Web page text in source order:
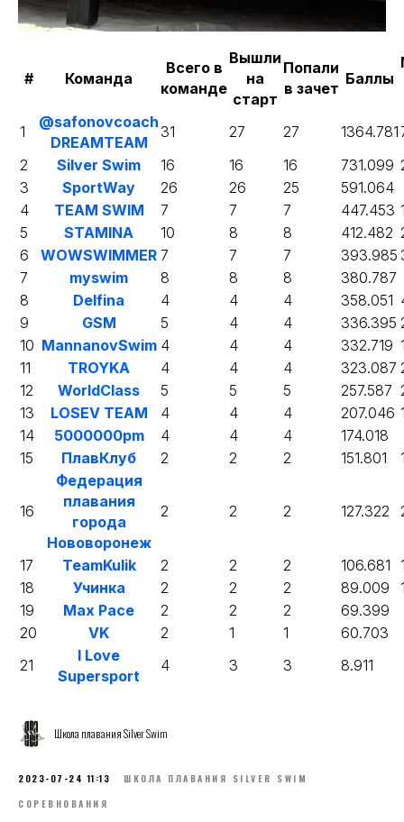
# Команда
Всего в
команде
Вышли
на
старт
Попали
в зачет
Баллы
1
@safonovcoach
DREAMTEAM
31 27 27 1364.781
2
Silver Swim 16 16 16 731.099
3
SportWay 26 26 25
591.064
4
TEAM SWIM 7 7 7 447.453
5
STAMINA 10 8 8 412.482
6
WOWSWIMMER 7 7 7 393.985
7
myswim 8 8 8
380.787
8
Delfina 4 4 4 358.051
9
GSM 5 4 4 336.395
10 MannanovSwim 4 4 4 332.719
11
TROYKA 4 4 4 323.087
12
WorldClass 5 5 5 257.587
13
LOSEV TEAM 4 4 4 207.046
14
5000000pm 4 4 4
174.018
15
ПлавКлуб 2 2 2 151.801
16
Федерация
плавания
города
Нововоронеж
2 2 2 127.322
17 TeamKulik 2 2 2 106.681
18
Учинка 2 2 2 89.009
19
Max Pace 2 2 2
69.399
20
VK 2 1 1
60.703
21
I Love
Supersport
4 3 3 8.911
Школа плавания Silver Swim
2023-07-24 11:13
ШКОЛА ПЛАВАНИЯ SILVER SWIM
СОРЕВНОВАНИЯ